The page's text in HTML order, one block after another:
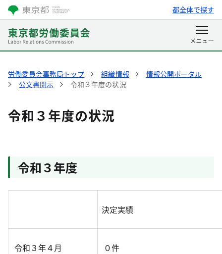
都全体で探す
労働委員会事務局トップ 組織情報
情報公開ポータル
公文書開示
令和３年度の状況
令和３年度の状況
令和３年度
決定実績
令和３年４月 ０件